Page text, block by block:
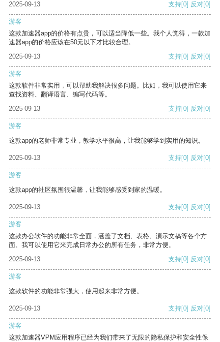
2025-09-13 支持[0] 反对[0]
游客
这款加速器app的价格有点贵，可以适当降低一些。我个人觉得，一款加
速器app的价格应该在50元以下才比较合理。
2025-09-13
支持[0] 反对[0]
游客
这款软件非常实用，可以帮助我解决很多问题。比如，我可以使用它来
查找资料、翻译语言、编写代码等。
2025-09-13
支持[0] 反对[0]
游客
这款app的老师非常专业，教学水平很高，让我能够学到实用的知识。
2025-09-13 支持[0] 反对[0]
游客
这款app的社区氛围很温馨，让我能够感受到家的温暖。
2025-09-13 支持[0] 反对[0]
游客
这款办公软件的功能非常全面，涵盖了文档、表格、演示文稿等各个方
面。我可以使用它来完成日常办公的所有任务，非常方便。
2025-09-13
支持[0] 反对[0]
游客
这款软件的功能非常强大，使用起来非常方便。
2025-09-13 支持[0] 反对[0]
游客
这款加速器VPM应用程序已经为我们带来了无限的隐私保护和安全性保